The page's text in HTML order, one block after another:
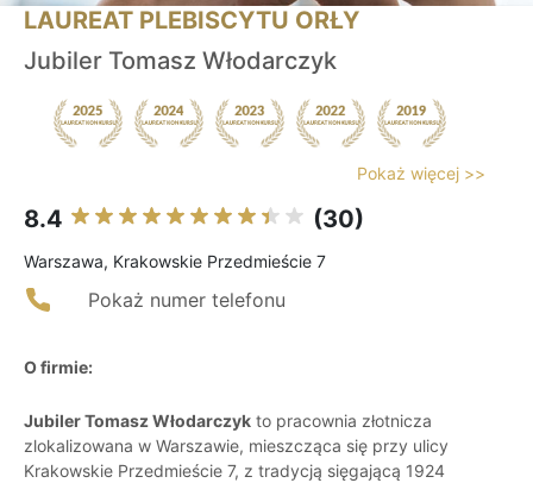
LAUREAT PLEBISCYTU ORŁY
Jubiler Tomasz Włodarczyk
Pokaż więcej >>
8.4 (30)
Warszawa, Krakowskie Przedmieście 7
Pokaż numer telefonu
O firmie:
Jubiler Tomasz Włodarczyk to pracownia złotnicza
zlokalizowana w Warszawie, mieszcząca się przy ulicy
Krakowskie Przedmieście 7, z tradycją sięgającą 1924